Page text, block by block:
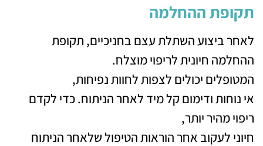
תקופת ההחלמה
לאחר ביצוע השתלת עצם בחניכיים, תקופת
ההחלמה חיונית לריפוי מוצלח.
המטופלים יכולים לצפות לחוות נפיחות,
אי נוחות ודימום קל מיד לאחר הניתוח. כדי לקדם
ריפוי מהיר יותר,
חיוני לעקוב אחר הוראות הטיפול שלאחר הניתוח